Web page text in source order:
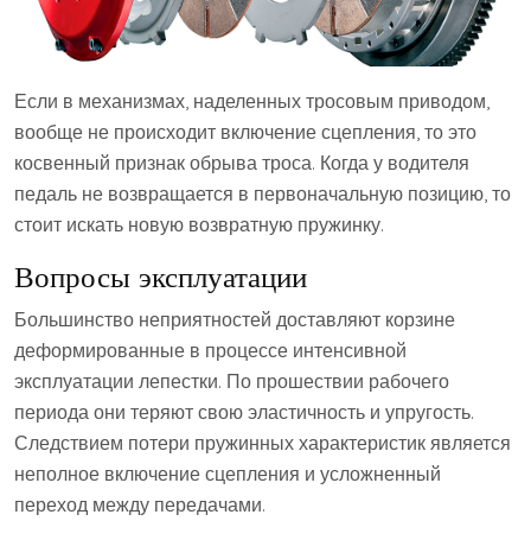
Если в механизмах, наделенных тросовым приводом,
вообще не происходит включение сцепления, то это
косвенный признак обрыва троса. Когда у водителя
педаль не возвращается в первоначальную позицию, то
стоит искать новую возвратную пружинку.
Вопросы эксплуатации
Большинство неприятностей доставляют корзине
деформированные в процессе интенсивной
эксплуатации лепестки. По прошествии рабочего
периода они теряют свою эластичность и упругость.
Следствием потери пружинных характеристик является
неполное включение сцепления и усложненный
переход между передачами.